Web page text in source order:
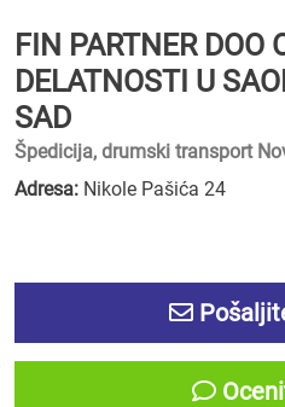
FIN PARTNER DOO
DELATNOSTI U
SAD
Špedicija, drumski transport
Adresa: Nikole Pašića 24